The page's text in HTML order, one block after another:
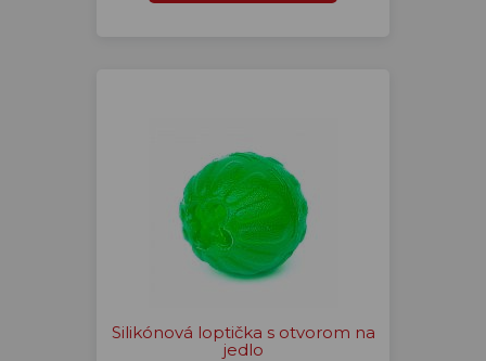
Silikónová loptička s otvorom na
jedlo